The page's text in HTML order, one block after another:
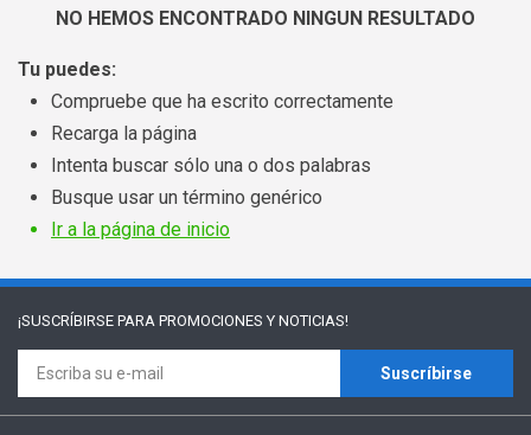
NO HEMOS ENCONTRADO NINGUN RESULTADO
Tu puedes:
Compruebe que ha escrito correctamente
Recarga la página
Intenta buscar sólo una o dos palabras
Busque usar un término genérico
Ir a la página de inicio
¡SUSCRÍBIRSE PARA PROMOCIONES Y NOTICIAS!
Suscríbirse